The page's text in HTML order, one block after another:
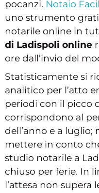
pocanzi. Notaio
uno strumento
notarile online in
di Ladispoli online
ore dall’invio del
Statisticamente si
analitico per l’atto
periodi con il picco
corrispondono al
dell’anno e a
mettere in conto
studio notarile a
chiuso per ferie. In
l’attesa non supera